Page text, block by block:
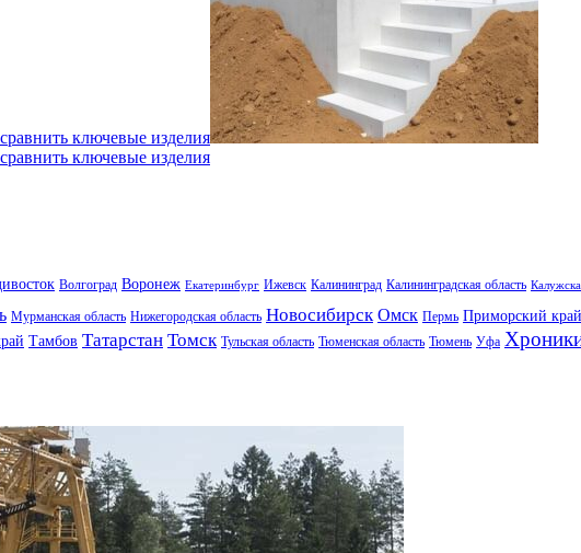
ключевые изделия
ключевые изделия
Волгоград Воронеж Екатеринбург Ижевск Калининград Калининградская область
Мурманская область Нижегородская область Новосибирск Омск Пермь Приморский край
Тамбов Татарстан Томск Тульская область Тюменская область Тюмень Уфа